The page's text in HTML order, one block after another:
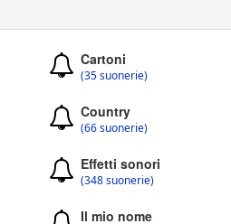
Cartoni
(35 suonerie)
Country
(66 suonerie)
Effetti sonori
(348 suonerie)
Il mio nome